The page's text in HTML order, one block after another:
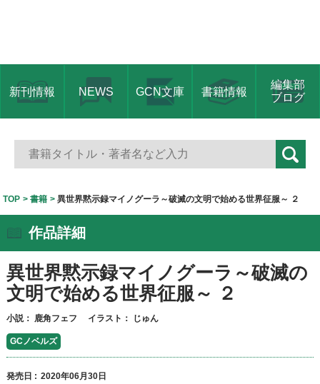
新刊情報 NEWS GCN文庫 書籍情報
編集部
ブログ
TOP 書籍 異世界黙示録マイノグーラ～破滅の文明で始める世界征服～ ２
作品詳細
異世界黙示録マイノグーラ～破滅の
文明で始める世界征服～ ２
小説： 鹿角フェフ イラスト： じゅん
GCノベルズ
発売日
2020年06月30日